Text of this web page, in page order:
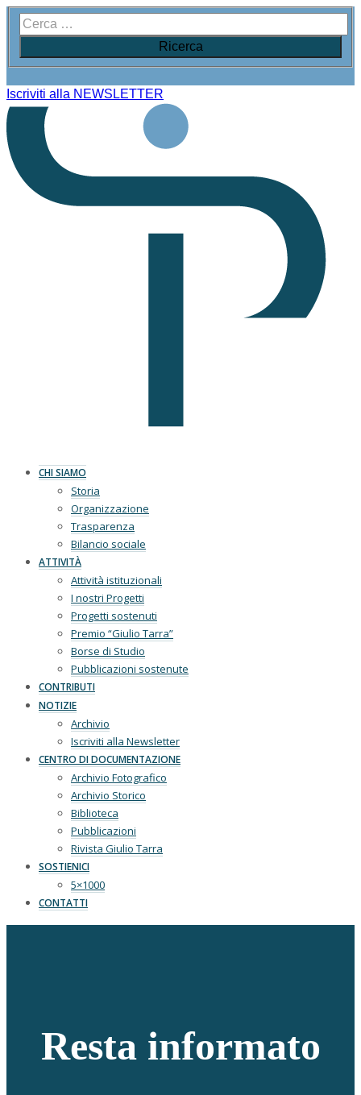
Iscriviti alla NEWSLETTER
CHI SIAMO
Storia
Organizzazione
Trasparenza
Bilancio sociale
ATTIVITÀ
Attività istituzionali
I nostri Progetti
Progetti sostenuti
Premio “Giulio Tarra”
Borse di Studio
Pubblicazioni sostenute
CONTRIBUTI
NOTIZIE
Archivio
Iscriviti alla Newsletter
CENTRO DI DOCUMENTAZIONE
Archivio Fotografico
Archivio Storico
Biblioteca
Pubblicazioni
Rivista Giulio Tarra
SOSTIENICI
5×1000
CONTATTI
Resta informato